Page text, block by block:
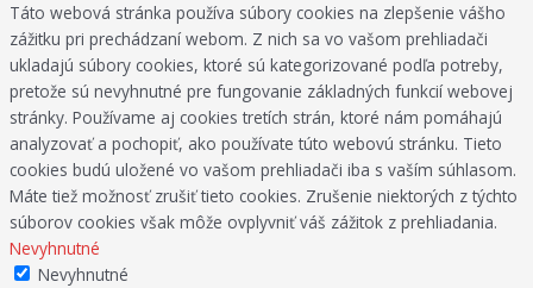
Táto webová stránka používa súbory cookies na zlepšenie vášho
zážitku pri prechádzaní webom. Z nich sa vo vašom prehliadači
ukladajú súbory cookies, ktoré sú kategorizované podľa potreby,
pretože sú nevyhnutné pre fungovanie základných funkcií webovej
stránky. Používame aj cookies tretích strán, ktoré nám pomáhajú
analyzovať a pochopiť, ako používate túto webovú stránku. Tieto
cookies budú uložené vo vašom prehliadači iba s vaším súhlasom.
Máte tiež možnosť zrušiť tieto cookies. Zrušenie niektorých z týchto
súborov cookies však môže ovplyvniť váš zážitok z prehliadania.
Nevyhnutné
Nevyhnutné